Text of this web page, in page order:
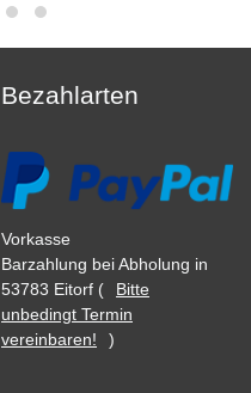
Bezahlarten
Vorkasse
Barzahlung bei Abholung in
53783 Eitorf (
Bitte
unbedingt Termin
vereinbaren!
)